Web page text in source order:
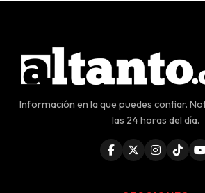
Información en la que puedes confiar.
las 24 horas del día.